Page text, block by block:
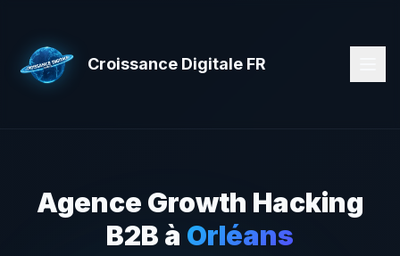
Croissance Digitale FR
Agence Growth Hacking
B2B à Orléans